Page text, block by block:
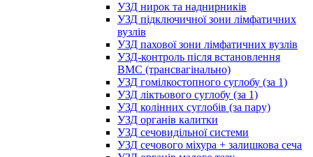
УЗД нирок та наднирників
УЗД підключичної зони лімфатичних
вузлів
УЗД пахової зони лімфатичних вузлів
УЗД-контроль після встановлення
ВМС (трансвагінально)
УЗД гомілкостопного суглобу (за 1)
УЗД ліктьового суглобу (за 1)
УЗД колінних суглобів (за пару)
УЗД органів калитки
УЗД сечовидільної системи
УЗД сечового міхура + залишкова сеча